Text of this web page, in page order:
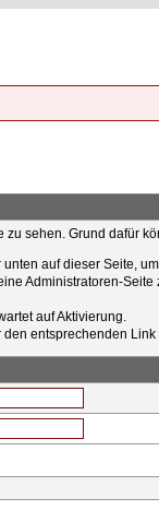
sehen. Grund dafür
auf dieser Seite,
Administratoren-
auf Aktivierung.
entsprechenden